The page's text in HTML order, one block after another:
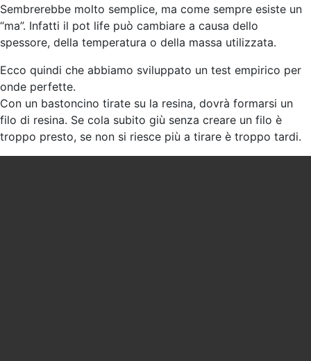
Sembrerebbe molto semplice, ma come sempre esiste un
“ma”. Infatti il pot life può cambiare a causa dello
spessore, della temperatura o della massa utilizzata.
Ecco quindi che abbiamo sviluppato un test empirico per
onde perfette.
Con un bastoncino tirate su la resina, dovrà formarsi un
filo di resina. Se cola subito giù senza creare un filo è
troppo presto, se non si riesce più a tirare è troppo tardi.